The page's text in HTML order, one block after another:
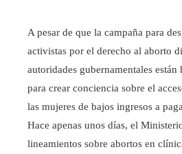
A pesar de que la campaña para
activistas por el derecho al aborto
autoridades gubernamentales
para crear conciencia sobre el
las mujeres de bajos ingresos a
Hace apenas unos días, el
lineamientos sobre abortos en